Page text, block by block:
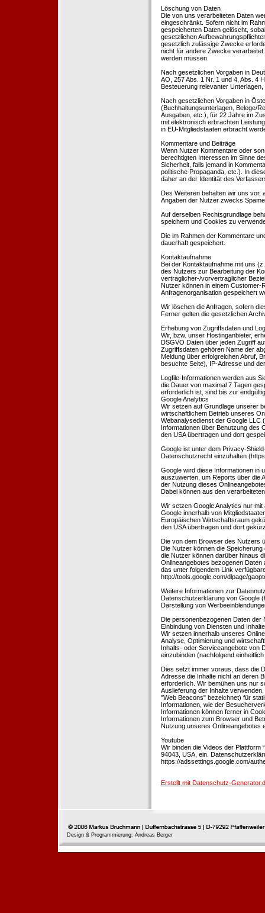
Löschung von Daten
Die von uns verarbeiteten Daten
eingeschränkt. Sofern nicht im
gespeicherten Daten gelöscht,
gesetzlichen
gesetzlich zulässige Zwecke
nicht für andere Zwecke
werden müssen.
Nach gesetzlichen Vorgaben in
AO, 257 Abs. 1 Nr. 1 und 4, Abs. 4
Besteuerung relevanter
Nach gesetzlichen Vorgaben in
(Buchhaltungsunterlagen, Belege/
Ausgaben, etc.), für 22 Jahre im
mit elektronisch erbrachten
in EU-Mitgliedstaaten erbracht
Kommentare und Beiträge
Wenn Nutzer Kommentare oder
berechtigten Interessen im Sinne
Sicherheit, falls jemand in
politische Propaganda, etc.). In
daher an der Identität des
Des Weiteren behalten wir uns vor,
Angaben der Nutzer zwecks
Auf derselben Rechtsgrundlage
speichern und Cookies zu
Die im Rahmen der Kommentare
dauerhaft gespeichert.
Kontaktaufnahme
Bei der Kontaktaufnahme mit uns
des Nutzers zur Bearbeitung der
vertraglicher-/vorvertraglicher
Nutzer können in einem Customer-
Anfragenorganisation gespeichert
Wir löschen die Anfragen, sofern
Ferner gelten die gesetzlichen
Erhebung von Zugriffsdaten und
Wir, bzw. unser Hostinganbieter,
DSGVO Daten über jeden Zugriff
Zugriffsdaten gehören Name der
Meldung über erfolgreichen Abruf,
besuchte Seite), IP-Adresse und
Logfile-Informationen werden aus
die Dauer von maximal 7 Tagen
erforderlich ist, sind bis zur
Google Analytics
Wir setzen auf Grundlage unserer
wirtschaftlichem Betrieb unseres
Webanalysedienst der Google LLC
Informationen über Benutzung des
den USA übertragen und dort
Google ist unter dem Privacy-
Datenschutzrecht einzuhalten
Google wird diese Informationen in
auszuwerten, um Reports über die
der Nutzung dieses
Dabei können aus den
Wir setzen Google Analytics nur
Google innerhalb von
Europäischen Wirtschaftsraum
den USA übertragen und dort
Die von dem Browser des Nutzers
Die Nutzer können die
die Nutzer können darüber hinaus
Onlineangebotes bezogenen
das unter folgendem Link
http://tools.google.com/dlpage/
Weitere Informationen zur
Datenschutzerklärung von Google
Darstellung von
Die personenbezogenen Daten der
Einbindung von Diensten und
Wir setzen innerhalb unseres
Analyse, Optimierung und
Inhalts- oder Serviceangebote von
einzubinden (nachfolgend
Dies setzt immer voraus, dass die
Adresse die Inhalte nicht an deren
erforderlich. Wir bemühen uns nur
Auslieferung der Inhalte
"Web Beacons" bezeichnet) für
Informationen, wie der
Informationen können ferner in
Informationen zum Browser und
Nutzung unseres Onlineangebotes
Youtube
Wir binden die Videos der Plattform
94043, USA, ein.
https://adssettings.google.com/
Erstellt mit Datenschutz-
Design & Programmierung: Andreas Berger